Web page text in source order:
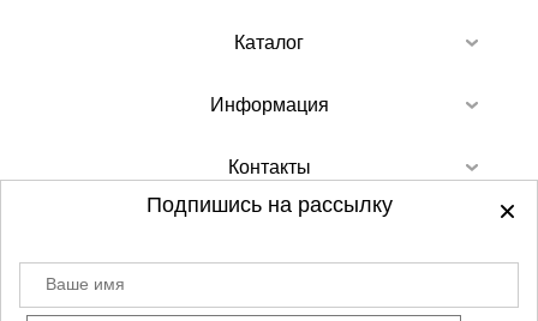
Каталог
Информация
Контакты
©2012-2026 - Sellgroup.ru - все права
Подпишись на рассылку
Ваше имя